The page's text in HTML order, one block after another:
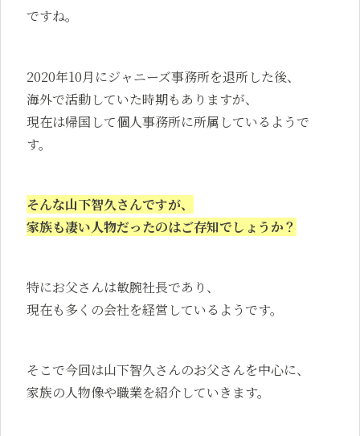
ですね。
2020年10月にジャニーズ事務所を退所した後、
海外で活動していた時期もありますが、
現在は帰国して個人事務所に所属しているようで
す。
そんな山下智久さんですが、
家族も凄い人物だったのはご存知でしょうか？
特にお父さんは敏腕社長であり、
現在も多くの会社を経営しているようです。
そこで今回は山下智久さんのお父さんを中心に、
家族の人物像や職業を紹介していきます。